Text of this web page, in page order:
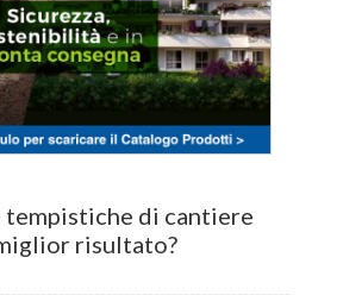
di cantiere
risultato?